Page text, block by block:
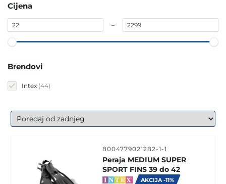
Cijena
–
Brendovi
Intex 4444
8004779021282-1-1
Peraja MEDIUM SUPER
SPORT FINS 39 do 42
AKCIJA -11%